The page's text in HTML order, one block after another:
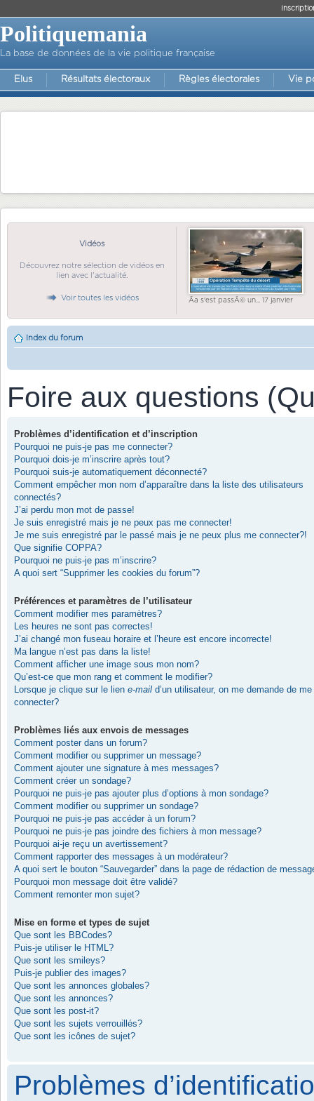
Politiquemania
La base de données de la vie politique française
Elus Résultats électoraux Règles électorales Vie
Vidéos
Découvrez notre sélection de vidéos en
lien avec l'actualité.
Voir toutes les vidéos Ãa s'est passÃ© un... 17 janvier
Index du forum
Foire aux questions
Problèmes d’identification et d’inscription
Pourquoi ne puis-je pas me connecter?
Pourquoi dois-je m’inscrire après tout?
Pourquoi suis-je automatiquement déconnecté?
Comment empêcher mon nom d’apparaître dans la liste des utilisateurs
connectés?
J’ai perdu mon mot de passe!
Je suis enregistré mais je ne peux pas me connecter!
Je me suis enregistré par le passé mais je ne peux plus me connecter?!
Que signifie COPPA?
Pourquoi ne puis-je pas m’inscrire?
A quoi sert “Supprimer les cookies du forum”?
Préférences et paramètres de l’utilisateur
Comment modifier mes paramètres?
Les heures ne sont pas correctes!
J’ai changé mon fuseau horaire et l’heure est encore incorrecte!
Ma langue n’est pas dans la liste!
Comment afficher une image sous mon nom?
Qu’est-ce que mon rang et comment le modifier?
Lorsque je clique sur le lien e-mail d’un utilisateur, on me demande de me
connecter?
Problèmes liés aux envois de messages
Comment poster dans un forum?
Comment modifier ou supprimer un message?
Comment ajouter une signature à mes messages?
Comment créer un sondage?
Pourquoi ne puis-je pas ajouter plus d’options à mon sondage?
Comment modifier ou supprimer un sondage?
Pourquoi ne puis-je pas accéder à un forum?
Pourquoi ne puis-je pas joindre des fichiers à mon message?
Pourquoi ai-je reçu un avertissement?
Comment rapporter des messages à un modérateur?
A quoi sert le bouton “Sauvegarder” dans la page de rédaction de
Pourquoi mon message doit être validé?
Comment remonter mon sujet?
Mise en forme et types de sujet
Que sont les BBCodes?
Puis-je utiliser le HTML?
Que sont les smileys?
Puis-je publier des images?
Que sont les annonces globales?
Que sont les annonces?
Que sont les post-it?
Que sont les sujets verrouillés?
Que sont les icônes de sujet?
Problèmes